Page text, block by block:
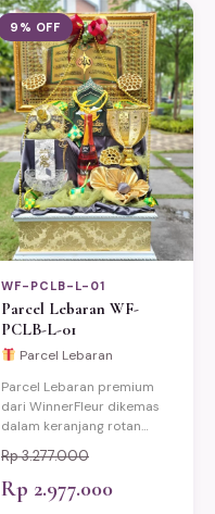
9% OFF
WF-PCLB-L-01
Parcel Lebaran WF-
PCLB-L-01
Parcel Lebaran
Parcel Lebaran premium
dari WinnerFleur dikemas
dalam keranjang rotan
produk pilihan berkualitas.
Cocok untuk hadiah Idul
Fitri keluarga, relasi kantor,
Rp 3.277.000
Rp 2.977.000